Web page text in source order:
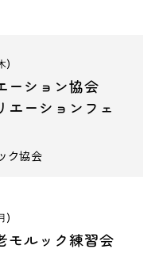
)
ーション協会
エーションフェ
ク協会
)
モルック練習会